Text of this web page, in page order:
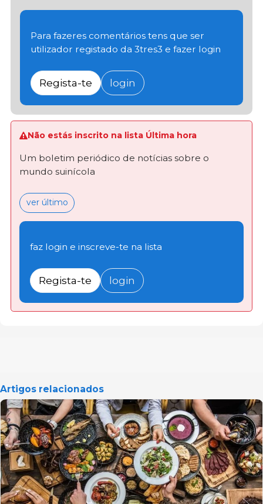
Para fazeres comentários tens que ser
utilizador registado da 3tres3 e fazer login
Regista-te login
Não estás inscrito na lista Última hora
Um boletim periódico de notícias sobre o
mundo suinícola
ver último
faz login e inscreve-te na lista
Regista-te login
Artigos relacionados